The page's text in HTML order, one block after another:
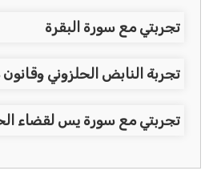
تجربتي مع سورة البقرة
تجربة النابض الحلزوني وقانون
تجربتي مع سورة يس لقضاء